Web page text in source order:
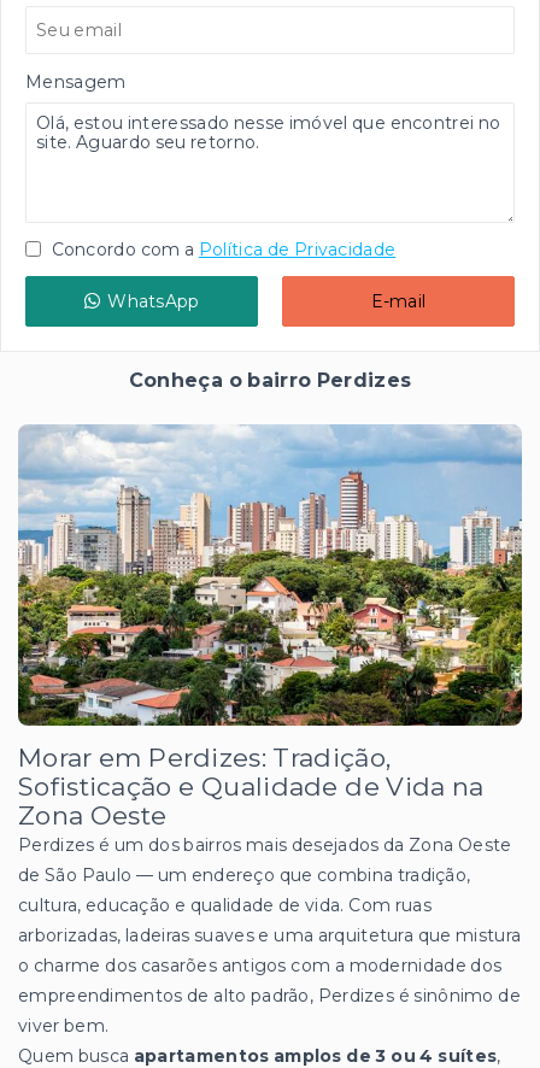
Mensagem
Concordo com a Política de Privacidade
WhatsApp E-mail
Conheça o bairro Perdizes
Morar em Perdizes: Tradição,
Sofisticação e Qualidade de Vida na
Zona Oeste
Perdizes é um dos bairros mais desejados da Zona Oeste
de São Paulo — um endereço que combina tradição,
cultura, educação e qualidade de vida. Com ruas
arborizadas, ladeiras suaves e uma arquitetura que mistura
o charme dos casarões antigos com a modernidade dos
empreendimentos de alto padrão, Perdizes é sinônimo de
viver bem.
Quem busca apartamentos amplos de 3 ou 4 suítes,